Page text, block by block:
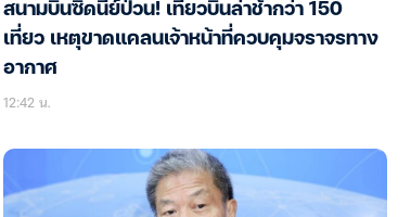
สนามบินซิดนีย์ป่วน! เที่ยวบินล่าช้ากว่า 150
เที่ยว เหตุขาดแคลนเจ้าหน้าที่ควบคุมจราจรทาง
อากาศ
12:42 น.